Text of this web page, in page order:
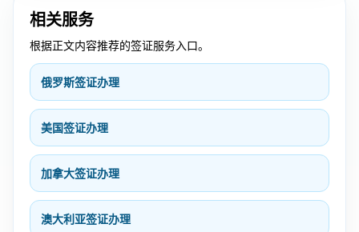
相关服务
根据正文内容推荐的签证服务入口。
俄罗斯签证办理
美国签证办理
加拿大签证办理
澳大利亚签证办理